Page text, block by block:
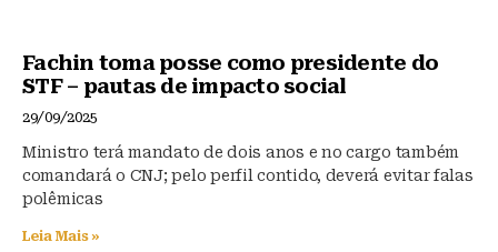
Fachin toma posse como presidente do
STF – pautas de impacto social
29/09/2025
Ministro terá mandato de dois anos e no cargo também
comandará o CNJ; pelo perfil contido, deverá evitar falas
polêmicas
Leia Mais »